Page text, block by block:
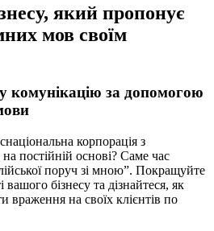
який пропонує
мов своїм
комунікацію за допомогою
корпорація з
постійній основі? Саме час
поруч зі мною”. Покращуйте
бізнесу та дізнайтеся, як
враження на своїх клієнтів по